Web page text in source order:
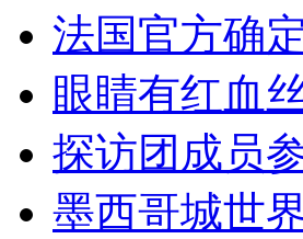
法国官方确
眼睛有红血
探访团成员
墨西哥城世